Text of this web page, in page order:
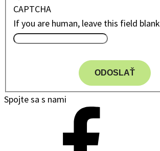
CAPTCHA
If you are human, leave this field blank.
ODOSLAŤ
Spojte sa s nami